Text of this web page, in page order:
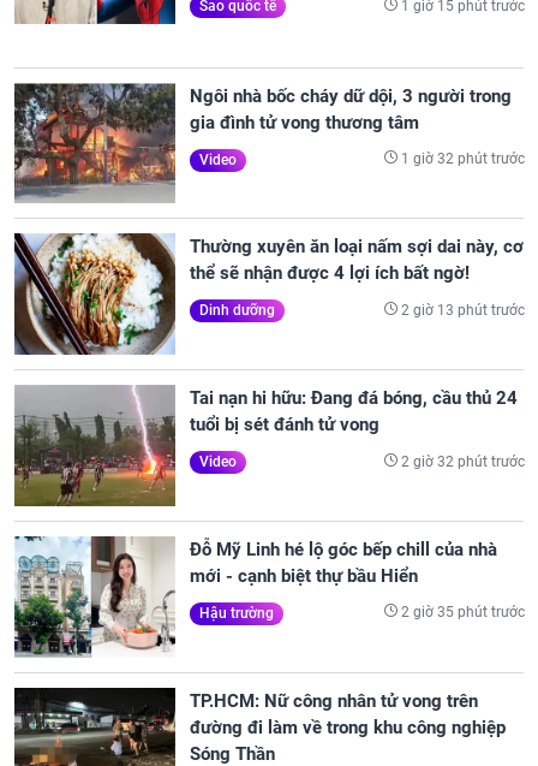
Sao quốc tế 1 giờ 15 phút trước
Ngôi nhà bốc cháy dữ dội, 3 người trong
gia đình tử vong thương tâm
Video 1 giờ 32 phút trước
Thường xuyên ăn loại nấm sợi dai này, cơ
thể sẽ nhận được 4 lợi ích bất ngờ!
Dinh dưỡng 2 giờ 13 phút trước
Tai nạn hi hữu: Đang đá bóng, cầu thủ 24
tuổi bị sét đánh tử vong
Video 2 giờ 32 phút trước
Đỗ Mỹ Linh hé lộ góc bếp chill của nhà
mới - cạnh biệt thự bầu Hiển
Hậu trường 2 giờ 35 phút trước
TP.HCM: Nữ công nhân tử vong trên
đường đi làm về trong khu công nghiệp
Sóng Thần